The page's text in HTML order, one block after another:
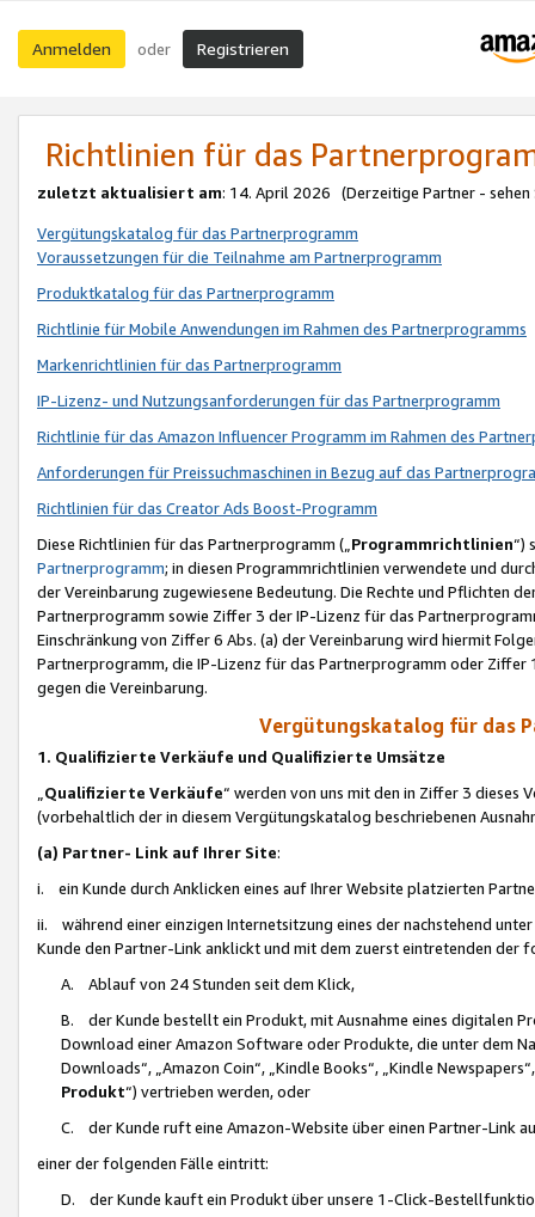
Anmelden oder Registrieren
Richtlinien für das
zuletzt aktualisiert am: 14. April 2026 (Derzeitige Partner - sehen
Vergütungskatalog für das Partnerprogramm
Voraussetzungen für die Teilnahme am Partnerprogramm
Produktkatalog für das Partnerprogramm
Richtlinie für Mobile Anwendungen im Rahmen des Partnerprogramms
Markenrichtlinien für das Partnerprogramm
IP-Lizenz- und Nutzungsanforderungen für das Partnerprogramm
Richtlinie für das Amazon Influencer Programm im Rahmen des
Anforderungen für Preissuchmaschinen in Bezug auf das
Richtlinien für das Creator Ads Boost-Programm
Diese Richtlinien für das Partnerprogramm („Programmrichtlinien“)
Partnerprogramm; in diesen Programmrichtlinien verwendete und
der Vereinbarung zugewiesene Bedeutung. Die Rechte und Pflichten
Partnerprogramm sowie Ziffer 3 der IP-Lizenz für das
Einschränkung von Ziffer 6 Abs. (a) der Vereinbarung wird hiermit
Partnerprogramm, die IP-Lizenz für das Partnerprogramm oder
gegen die Vereinbarung.
Vergütungskatalog für das
1. Qualifizierte Verkäufe und Qualifizierte Umsätze
Qualifizierte Verkäufe“ werden von uns mit den in Ziffer 3
(vorbehaltlich der in diesem Vergütungskatalog beschriebenen
(a) Partner- Link auf Ihrer Site:
i. ein Kunde durch Anklicken eines auf Ihrer Website platzierten
ii. während einer einzigen Internetsitzung eines der nachstehend
Kunde den Partner-Link anklickt und mit dem zuerst eintretenden der
A. Ablauf von 24 Stunden seit dem Klick,
B. der Kunde bestellt ein Produkt, mit Ausnahme eines digitalen
Download einer Amazon Software oder Produkte, die unter dem
Downloads“, „Amazon Coin“, „Kindle Books“, „Kindle
Produkt“) vertrieben werden, oder
C. der Kunde ruft eine Amazon-Website über einen Partner-Link
einer der folgenden Fälle eintritt:
D. der Kunde kauft ein Produkt über unsere 1-Click-